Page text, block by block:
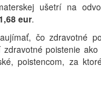
ušetrí na
eur.
čo zdravotné
poistenie
poistencom, za